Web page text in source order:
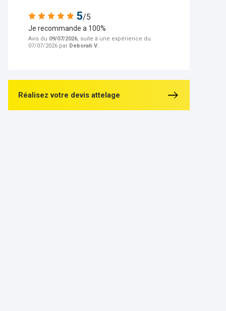
5/5
Je recommande a 100%
Avis du 09/07/2026, suite à une expérience du
07/07/2026 par Deborah V.
Réalisez votre devis attelage